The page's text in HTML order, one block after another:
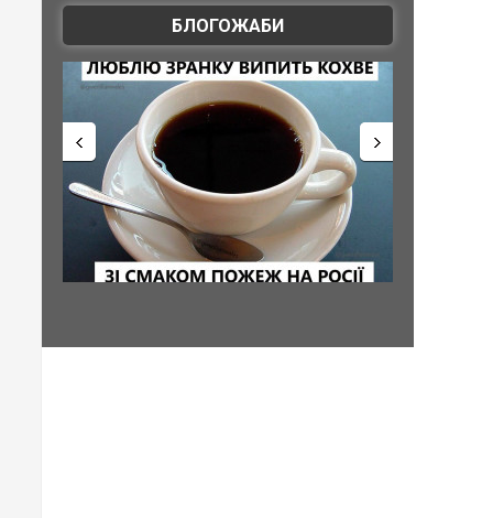
БЛОГОЖАБИ